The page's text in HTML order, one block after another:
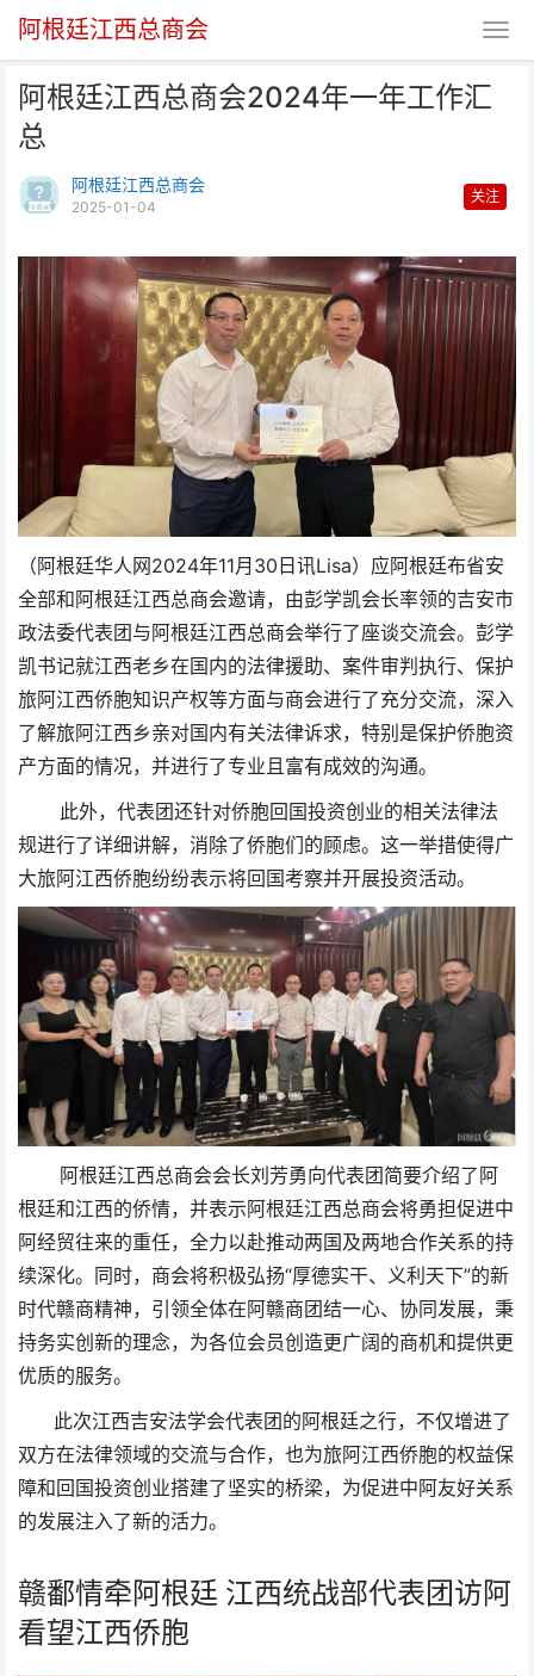
阿根廷江西总商会
阿根廷江西总商会2024年一年工作汇
总
阿根廷江西总商会
2025-01-04
关注
（阿根廷华人网2024年11月30日讯Lisa）应阿根廷布省安
全部和阿根廷江西总商会邀请，由彭学凯会长率领的吉安市
政法委代表团与阿根廷江西总商会举行了座谈交流会。彭学
凯书记就江西老乡在国内的法律援助、案件审判执行、保护
旅阿江西侨胞知识产权等方面与商会进行了充分交流，深入
了解旅阿江西乡亲对国内有关法律诉求，特别是保护侨胞资
产方面的情况，并进行了专业且富有成效的沟通。
此外，代表团还针对侨胞回国投资创业的相关法律法
规进行了详细讲解，消除了侨胞们的顾虑。这一举措使得广
大旅阿江西侨胞纷纷表示将回国考察并开展投资活动。
阿根廷江西总商会会长刘芳勇向代表团简要介绍了阿
根廷和江西的侨情，并表示阿根廷江西总商会将勇担促进中
阿经贸往来的重任，全力以赴推动两国及两地合作关系的持
续深化。同时，商会将积极弘扬“厚德实干、义利天下”的新
时代赣商精神，引领全体在阿赣商团结一心、协同发展，秉
持务实创新的理念，为各位会员创造更广阔的商机和提供更
优质的服务。
此次江西吉安法学会代表团的阿根廷之行，不仅增进了
双方在法律领域的交流与合作，也为旅阿江西侨胞的权益保
障和回国投资创业搭建了坚实的桥梁，为促进中阿友好关系
的发展注入了新的活力。
赣鄱情牵阿根廷 江西统战部代表团访阿
看望江西侨胞
阿根廷江西总商会2024年一年工
作汇总